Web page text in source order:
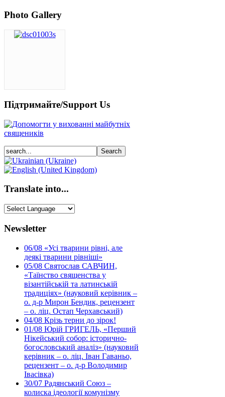
Photo Gallery
Підтримайте/Support Us
Translate into...
Newsletter
06/08 «Усі тварини рівні, але
деякі тварини рівніші»
05/08 Святослав САВЧИН,
«Таїнство священства у
візантійській та латинській
традиціях» (науковий керівник –
о. д-р Мирон Бендик, рецензент
– о. ліц. Остап Черхавський)
04/08 Крізь терни до зірок!
01/08 Юрій ГРИГЕЛЬ, «Перший
Нікейський собор: історично-
богословський аналіз» (науковий
керівник – о. ліц. Іван Гаваньо,
рецензент – о. д-р Володимир
Івасівка)
30/07 Радянський Союз –
колиска ідеології комунізму